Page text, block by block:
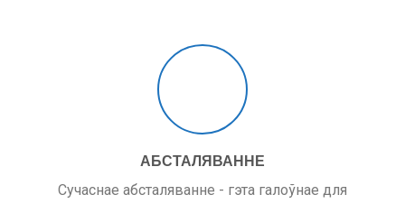
АБСТАЛЯВАННЕ
Сучаснае абсталяванне - гэта галоўнае для